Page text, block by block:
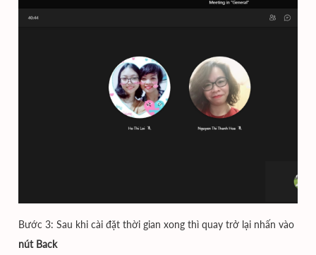
Bước 3: Sau khi cài đặt thời gian xong thì quay trở lại nhấn vào
nút Back